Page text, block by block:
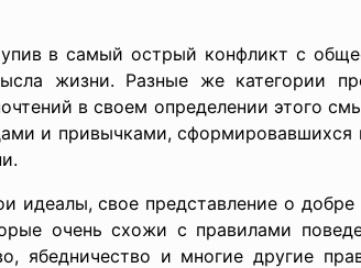
в самый острый конфликт с
жизни. Разные же категории
в своем определении этого
и привычками,
идеалы, свое представление о
очень схожи с правилами
ябедничество и многие другие